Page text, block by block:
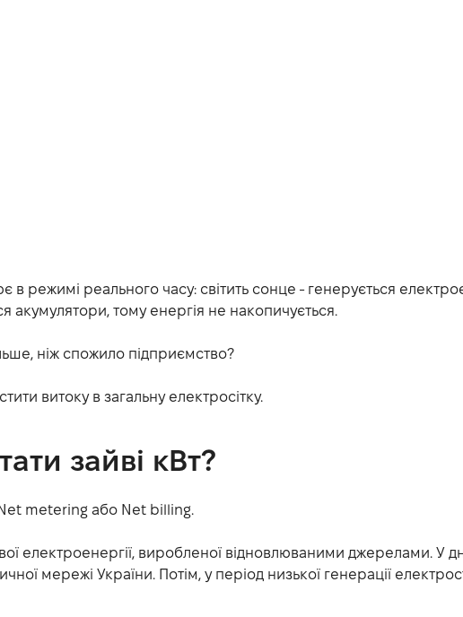
режимі реального часу: світить сонце - генерується
акумулятори, тому енергія не накопичується.
ніж спожило підприємство?
витоку в загальну електросітку.
зайві кВт?
metering або Net billing.
електроенергії, виробленої відновлюваними джерелами. У
мережі України. Потім, у період низької генерації